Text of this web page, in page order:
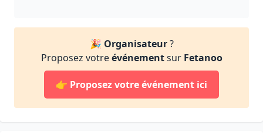
🎉 Organisateur?
Proposez votreévénementsur Fetanoo
👉 Proposez votre événement ici